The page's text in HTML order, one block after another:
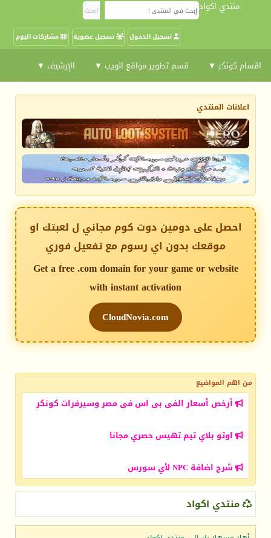
منتدي اكواد
مشاركات اليوم تسجيل عضوية تسجيل الدخول
اقسام كونكر ▼ قسم تطوير مواقع الويب ▼ الإرشيف ▼
اعلانات المنتدي
احصل على دومين دوت كوم مجاني ل لعبتك او
موقعك بدون اي رسوم مع تفعيل فوري
Get a free .com domain for your game or website
with instant activation
CloudNovia.com
من اهم المواضيع
أرخص أسعار الفى بى اس فى مصر وسيرفرات كونكر
اوتو بلاي تيم تهيس حصري مجانا
شرح اضافة NPC لأي سورس
منتدي اكواد